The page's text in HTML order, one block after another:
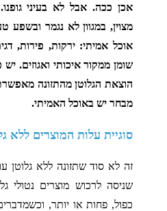
אכן ככה. אבל לא בעיני
מצוין, במגוון לא נגמר
אוכל אמיתי: ירקות, פירות,
שומן ממקור איכותי ואגוזים.
הוצאת הגלוטן מהתזונה
מבחר יש באוכל האמיתי.
סוגיית עלות המוצרים ללא
זה לא סוד שתזונה ללא גלוטן
שניסה לרכוש מוצרים נטולי
כפול, פחות או יותר,